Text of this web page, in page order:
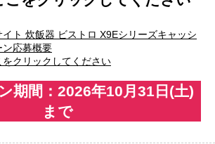
ト 炊飯器 ビストロ X9Eシリーズキャッシ
ン応募概要
クリックしてください
期間：2026年10月31日(土)
まで